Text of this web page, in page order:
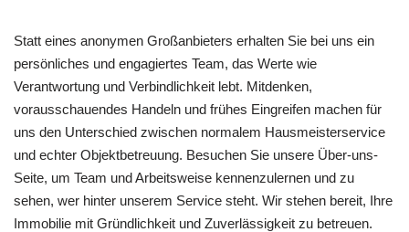
Statt eines anonymen Großanbieters erhalten Sie bei uns ein
persönliches und engagiertes Team, das Werte wie
Verantwortung und Verbindlichkeit lebt. Mitdenken,
vorausschauendes Handeln und frühes Eingreifen machen für
uns den Unterschied zwischen normalem Hausmeisterservice
und echter Objektbetreuung. Besuchen Sie unsere Über-uns-
Seite, um Team und Arbeitsweise kennenzulernen und zu
sehen, wer hinter unserem Service steht. Wir stehen bereit, Ihre
Immobilie mit Gründlichkeit und Zuverlässigkeit zu betreuen.